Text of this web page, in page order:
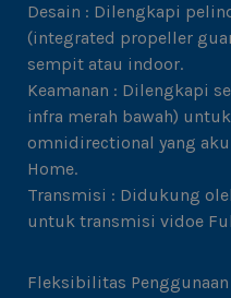
Desain : Dilengkapi
(integrated propeller
sempit atau indoor.
Keamanan : Dilengkapi
infra merah bawah)
omnidirectional yang
Home.
Transmisi : Didukung
untuk transmisi vidoe
Fleksibilitas Penggunaan